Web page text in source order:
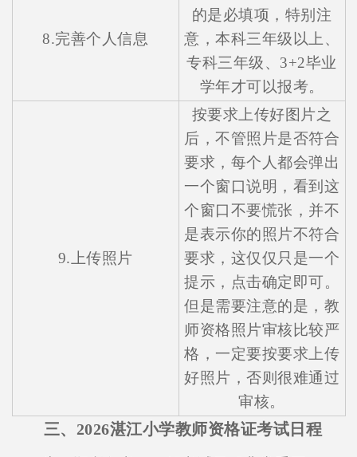
8.完善个人信息
的是必填项，特别注
意，本科三年级以上、
专科三年级、3+2毕业
学年才可以报考。
9.上传照片
按要求上传好图片之
后，不管照片是否符合
要求，每个人都会弹出
一个窗口说明，看到这
个窗口不要慌张，并不
是表示你的照片不符合
要求，这仅仅只是一个
提示，点击确定即可。
但是需要注意的是，教
师资格照片审核比较严
格，一定要按要求上传
好照片，否则很难通过
审核。
三、2026湛江小学教师资格证考试日程